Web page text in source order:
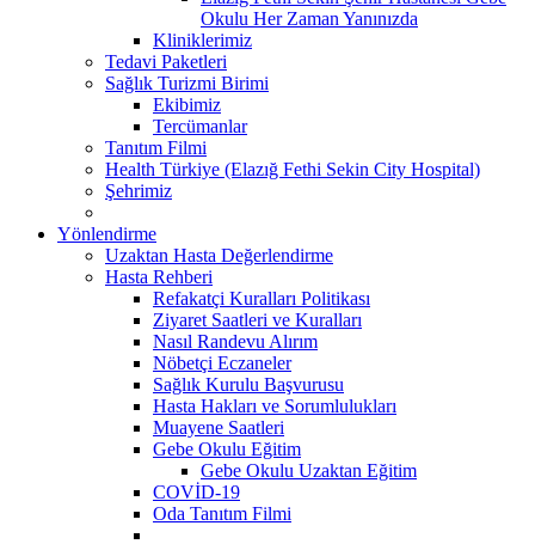
Okulu Her Zaman Yanınızda
Kliniklerimiz
Tedavi Paketleri
Sağlık Turizmi Birimi
Ekibimiz
Tercümanlar
Tanıtım Filmi
Health Türkiye (Elazığ Fethi Sekin City Hospital)
Şehrimiz
Yönlendirme
Uzaktan Hasta Değerlendirme
Hasta Rehberi
Refakatçi Kuralları Politikası
Ziyaret Saatleri ve Kuralları
Nasıl Randevu Alırım
Nöbetçi Eczaneler
Sağlık Kurulu Başvurusu
Hasta Hakları ve Sorumlulukları
Muayene Saatleri
Gebe Okulu Eğitim
Gebe Okulu Uzaktan Eğitim
COVİD-19
Oda Tanıtım Filmi